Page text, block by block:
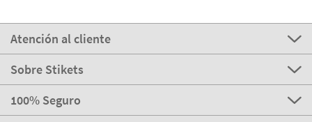
Atención al cliente
Sobre Stikets
100% Seguro